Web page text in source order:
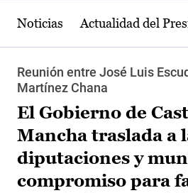
Noticias Actualidad del
Reunión entre José Luis
Martínez Chana
El Gobierno de
Mancha traslada a
diputaciones y
compromiso para